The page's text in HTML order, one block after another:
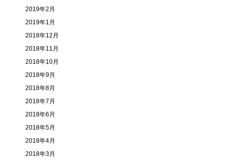
2019年2月
2019年1月
2018年12月
2018年11月
2018年10月
2018年9月
2018年8月
2018年7月
2018年6月
2018年5月
2018年4月
2018年3月